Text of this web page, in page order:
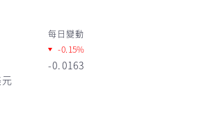
每日變動
-0.15%
-0.0163